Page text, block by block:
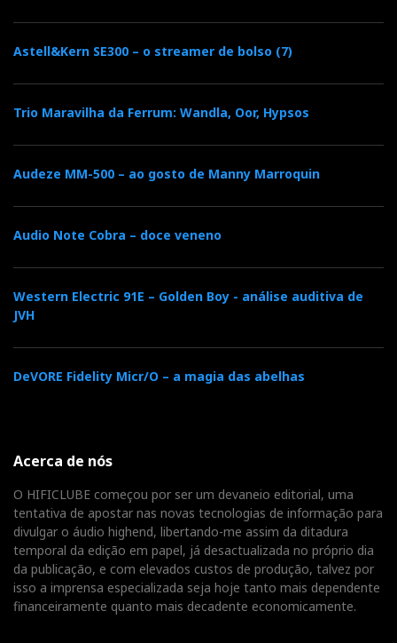
Astell&Kern SE300 – o streamer de bolso (7)
Trio Maravilha da Ferrum: Wandla, Oor, Hypsos
Audeze MM-500 – ao gosto de Manny Marroquin
Audio Note Cobra – doce veneno
Western Electric 91E – Golden Boy - análise auditiva de
JVH
DeVORE Fidelity Micr/O – a magia das abelhas
Acerca de nós
O HIFICLUBE começou por ser um devaneio editorial, uma
tentativa de apostar nas novas tecnologias de informação para
divulgar o áudio highend, libertando-me assim da ditadura
temporal da edição em papel, já desactualizada no próprio dia
da publicação, e com elevados custos de produção, talvez por
isso a imprensa especializada seja hoje tanto mais dependente
financeiramente quanto mais decadente economicamente.